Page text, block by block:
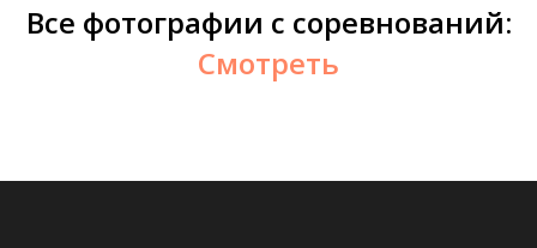
Все фотографии с соревнований:
Смотреть